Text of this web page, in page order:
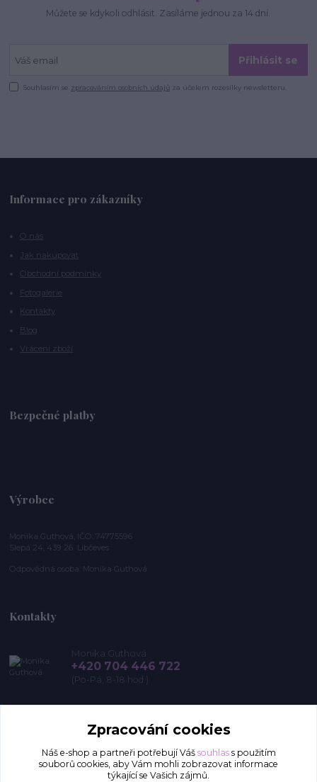
Můžete se kdykoli odhlásit. Zasíláme jednou za 14 dní.
Přihlásit se
Souhlasím se zpracováním osobních údajů za účelem rozesílky newsletteru.
Informace pro zákazníky
O nás
Jak nakupovat
Obchodní podmínky
Fotogalerie
Kontakty
Blog
Vrácení zboží
Bezpečné platby
Výrobce
Monika Guthová, IČO: 74775596
Slepá 24, 439 26 Libčeves
Odpovědná osoba: Monika Guthová
Kontakty
Monika Guthová
+420 704 446 722
(Po-Pá, 8-18 hod.)
Zpracování cookies
Náš e-shop a partneři potřebují Váš souhlass použitím
souborů cookies, aby Vám mohli zobrazovat informace
týkající se Vašich zájmů.